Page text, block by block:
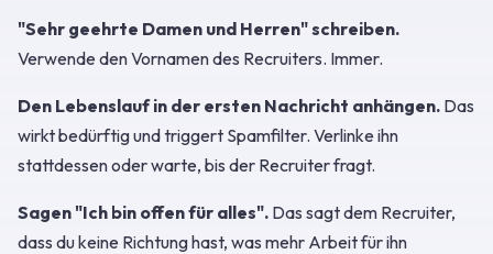
"Sehr geehrte Damen und Herren" schreiben.
Verwende den Vornamen des Recruiters. Immer.
Den Lebenslauf in der ersten Nachricht anhängen. Das
wirkt bedürftig und triggert Spamfilter. Verlinke ihn
stattdessen oder warte, bis der Recruiter fragt.
Sagen "Ich bin offen für alles". Das sagt dem Recruiter,
dass du keine Richtung hast, was mehr Arbeit für ihn